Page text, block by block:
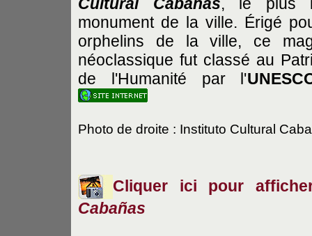
monument de la ville. Érigé
orphelins de la ville, ce
néoclassique fut classé au
de l'Humanité par l'
Photo de droite : Instituto Cultural
Cliquer ici pour
Cabañas